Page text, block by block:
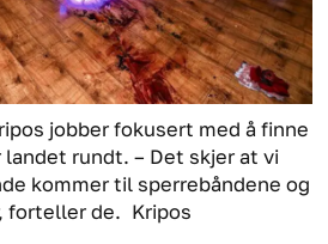
jobber fokusert med å finne
rundt. – Det skjer at vi
kommer til sperrebåndene og
forteller de. Kripos